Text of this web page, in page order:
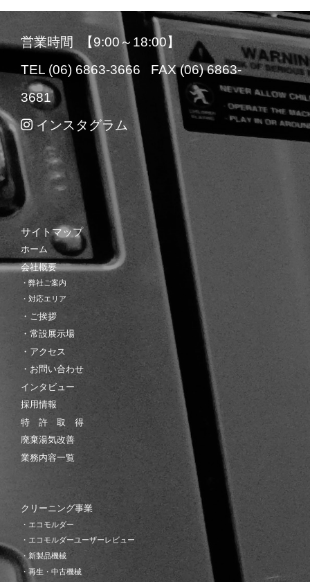
営業時間 【9:00～18:00】
TEL (06) 6863-3666 FAX (06) 6863-
3681
インスタグラム
サイトマップ
ホーム
会社概要
・弊社ご案内
・対応エリア
・ご挨拶
・常設展示場
・アクセス
・お問い合わせ
インタビュー
採用情報
特 許 取 得
廃棄湯気改善
業務内容一覧
クリーニング事業
・エコモルダー
・エコモルダーユーザーレビュー
・新製品機械
・再生・中古機械